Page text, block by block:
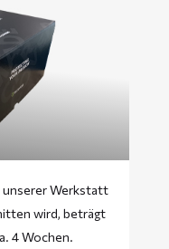
unserer Werkstatt
wird, beträgt
4 Wochen.